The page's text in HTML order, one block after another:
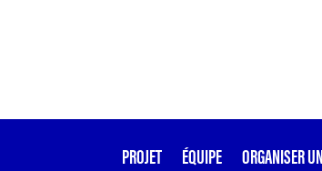
PROJET ÉQUIPE ORGANISER